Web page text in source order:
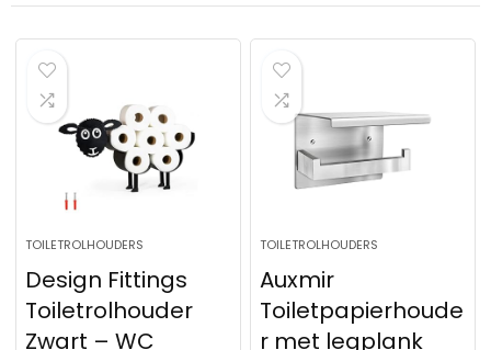
TOILETROLHOUDERS
Design Fittings
Toiletrolhouder
Zwart – WC
TOILETROLHOUDERS
Auxmir
Toiletpapierhoude
r met legplank